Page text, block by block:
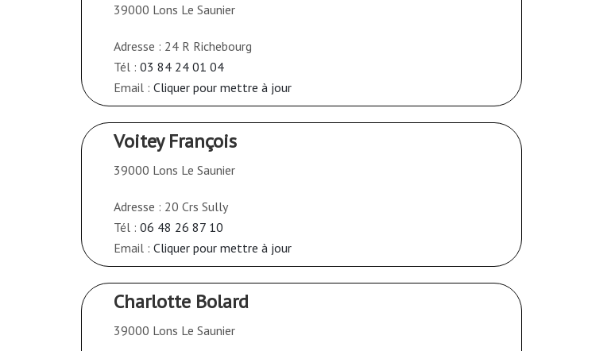
39000 Lons Le Saunier
Adresse : 24 R Richebourg
Tél : 03 84 24 01 04
Email : Cliquer pour mettre à jour
Voitey François
39000 Lons Le Saunier
Adresse : 20 Crs Sully
Tél : 06 48 26 87 10
Email : Cliquer pour mettre à jour
Charlotte Bolard
39000 Lons Le Saunier